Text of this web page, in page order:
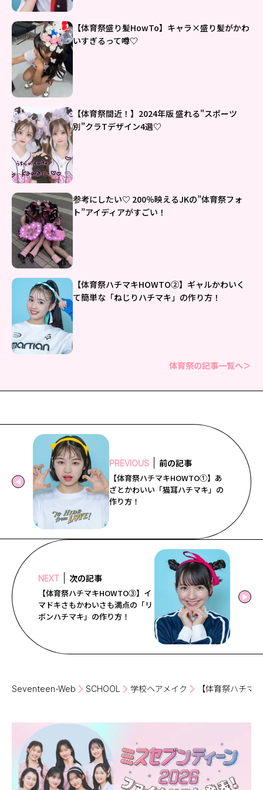
【体育祭盛り髪HowTo】キャラ×盛り髪がかわ
いすぎるって噂♡
【体育祭間近！】2024年版 盛れる"スポーツ
別"クラTデザイン4選♡
参考にしたい♡ 200％映えるJKの”体育祭フォ
ト”アイディアがすごい！
【体育祭ハチマキHOWTO②】ギャルかわいく
て簡単な「ねじりハチマキ」の作り方！
体育祭の記事一覧へ＞
PREVIOUS 前の記事
【体育祭ハチマキHOWTO①】あ
ざとかわいい「猫耳ハチマキ」の
作り方！
NEXT 次の記事
【体育祭ハチマキHOWTO③】イ
マドキさもかわいさも満点の「リ
ボンハチマキ」の作り方！
Seventeen-Web SCHOOL 学校ヘアメイク 【体育祭ハチマ